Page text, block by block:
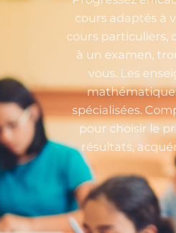
cours adaptés à
cours particuliers,
à un examen,
vous. Les
spécialisées.
pour choisir le
résultats,